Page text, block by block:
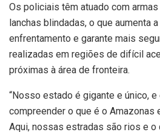
Os policiais têm atuado com
lanchas blindadas, o que aumenta
enfrentamento e garante mais
realizadas em regiões de difícil
próximas à área de fronteira.
“Nosso estado é gigante e único,
compreender o que é o Amazonas
Aqui, nossas estradas são rios e o